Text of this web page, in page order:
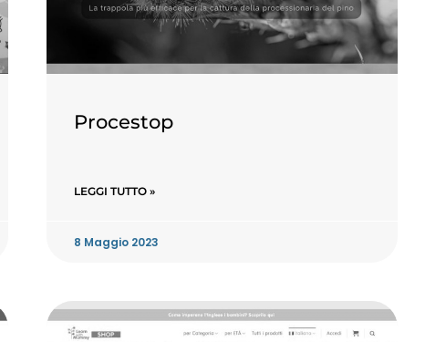
Procestop
LEGGI TUTTO »
8 Maggio 2023